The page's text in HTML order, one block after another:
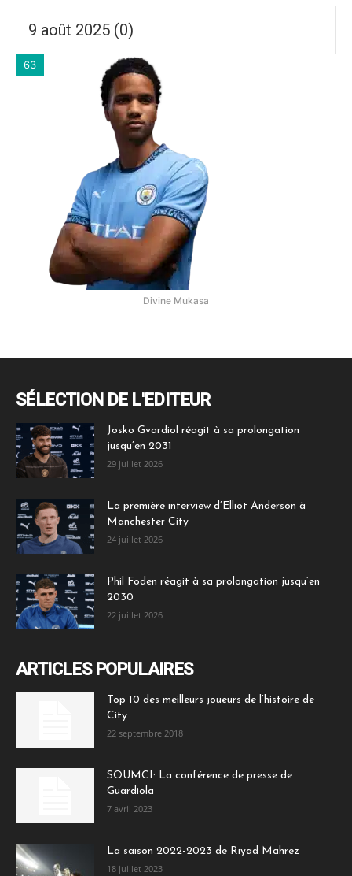
9 août 2025 (0)
63
Divine Mukasa
SÉLECTION DE L'EDITEUR
Josko Gvardiol réagit à sa prolongation
jusqu’en 2031
29 juillet 2026
La première interview d’Elliot Anderson à
Manchester City
24 juillet 2026
Phil Foden réagit à sa prolongation jusqu’en
2030
22 juillet 2026
ARTICLES POPULAIRES
Top 10 des meilleurs joueurs de l’histoire de
City
22 septembre 2018
SOUMCI: La conférence de presse de
Guardiola
7 avril 2023
La saison 2022-2023 de Riyad Mahrez
18 juillet 2023